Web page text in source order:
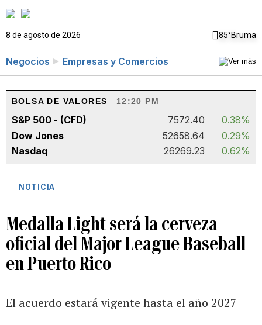
8 de agosto de 2026 85°Bruma
Negocios Empresas y Comercios
BOLSA DE VALORES 12:20 PM
S&P 500 - (CFD) 7572.40
0.38%
Dow Jones
52658.64
0.29%
Nasdaq
26269.23 0.62%
NOTICIA
Medalla Light será la cerveza
oficial del Major League Baseball
en Puerto Rico
El acuerdo estará vigente hasta el año 2027